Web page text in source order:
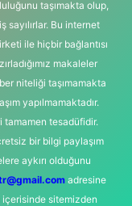
taşımakta olup,
Bu internet
ile hiçbir bağlantısı
makaleler
niteliği taşımamakta
yapılmamaktadır.
tesadüfidir.
bir bilgi paylaşım
aykırı olduğunu
adresine
sitemizden